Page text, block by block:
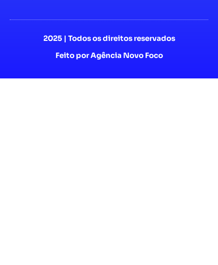
2025 | Todos os direitos reservados
Feito por Agência Novo Foco